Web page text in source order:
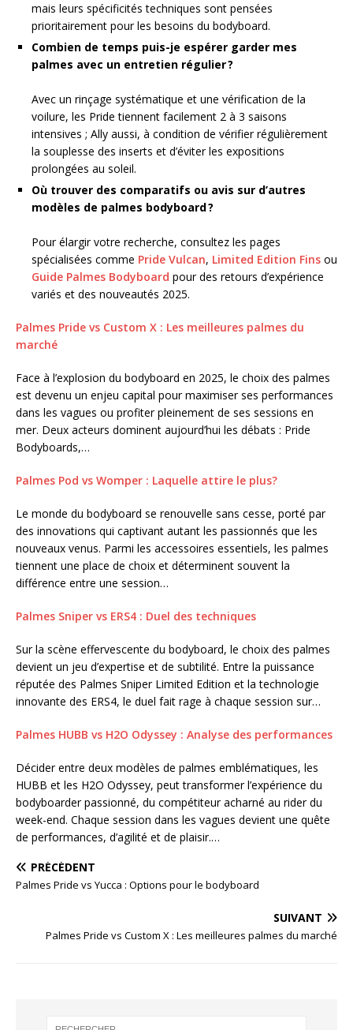
mais leurs spécificités techniques sont pensées
prioritairement pour les besoins du bodyboard.
Combien de temps puis-je espérer garder mes
palmes avec un entretien régulier ?
Avec un rinçage systématique et une vérification de la
voilure, les Pride tiennent facilement 2 à 3 saisons
intensives ; Ally aussi, à condition de vérifier régulièrement
la souplesse des inserts et d’éviter les expositions
prolongées au soleil.
Où trouver des comparatifs ou avis sur d’autres
modèles de palmes bodyboard ?
Pour élargir votre recherche, consultez les pages
spécialisées comme Pride Vulcan, Limited Edition Fins ou
Guide Palmes Bodyboard pour des retours d’expérience
variés et des nouveautés 2025.
Palmes Pride vs Custom X : Les meilleures palmes du
marché
Face à l’explosion du bodyboard en 2025, le choix des palmes
est devenu un enjeu capital pour maximiser ses performances
dans les vagues ou profiter pleinement de ses sessions en
mer. Deux acteurs dominent aujourd’hui les débats : Pride
Bodyboards,…
Palmes Pod vs Womper : Laquelle attire le plus?
Le monde du bodyboard se renouvelle sans cesse, porté par
des innovations qui captivant autant les passionnés que les
nouveaux venus. Parmi les accessoires essentiels, les palmes
tiennent une place de choix et déterminent souvent la
différence entre une session…
Palmes Sniper vs ERS4 : Duel des techniques
Sur la scène effervescente du bodyboard, le choix des palmes
devient un jeu d’expertise et de subtilité. Entre la puissance
réputée des Palmes Sniper Limited Edition et la technologie
innovante des ERS4, le duel fait rage à chaque session sur…
Palmes HUBB vs H2O Odyssey : Analyse des performances
Décider entre deux modèles de palmes emblématiques, les
HUBB et les H2O Odyssey, peut transformer l’expérience du
bodyboarder passionné, du compétiteur acharné au rider du
week-end. Chaque session dans les vagues devient une quête
de performances, d’agilité et de plaisir.…
PRÉCÉDENT
Palmes Pride vs Yucca : Options pour le bodyboard
SUIVANT
Palmes Pride vs Custom X : Les meilleures palmes du marché